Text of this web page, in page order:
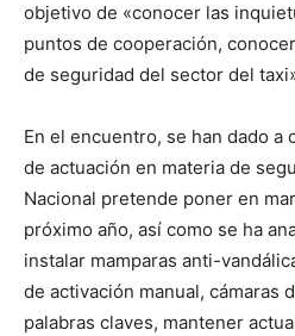
objetivo de «conocer las
puntos de cooperación,
de seguridad del sector del
En el encuentro, se han dado a
de actuación en materia de
Nacional pretende poner en
próximo año, así como se ha
instalar mamparas anti-
de activación manual, cámaras
palabras claves, mantener